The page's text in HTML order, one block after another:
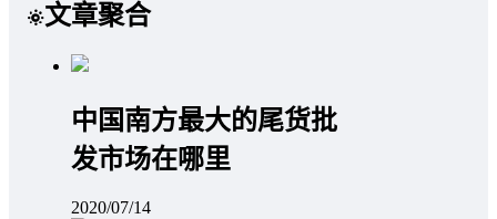
文章聚合
中国南方最大的尾货批
发市场在哪里
2020/07/14